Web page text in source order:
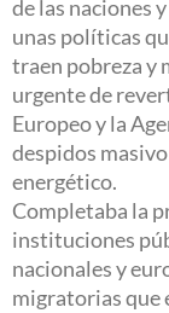
de las naciones
unas políticas
traen pobreza y
urgente de
Europeo y la
despidos
energético.
Completaba la
instituciones
nacionales y
migratorias que